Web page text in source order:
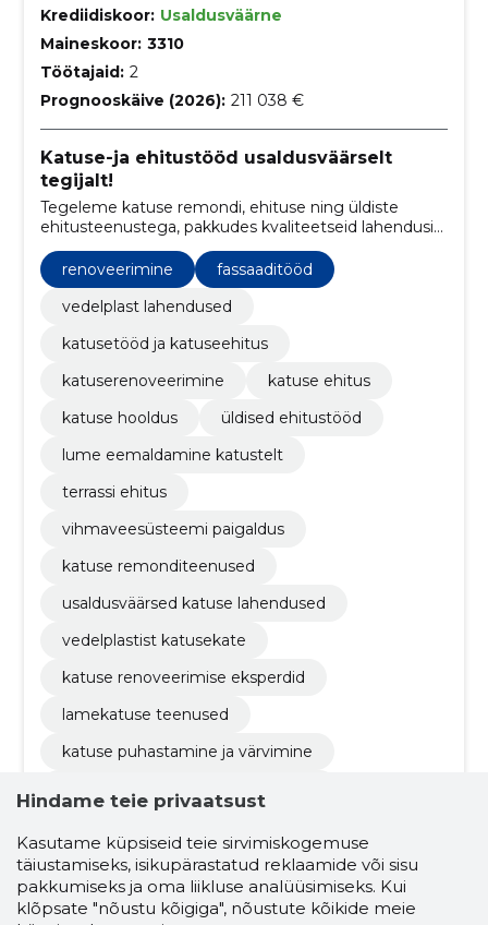
Krediidiskoor: Usaldusväärne
Maineskoor: 3310
Töötajaid: 2
Prognooskäive (2026): 211 038 €
Katuse-ja ehitustööd usaldusväärselt
tegijalt!
Tegeleme katuse remondi, ehituse ning üldiste
ehitusteenustega, pakkudes kvaliteetseid lahendusi
ja turvalisust koduomanikele.
renoveerimine
fassaaditööd
vedelplast lahendused
katusetööd ja katuseehitus
katuserenoveerimine
katuse ehitus
katuse hooldus
üldised ehitustööd
lume eemaldamine katustelt
terrassi ehitus
vihmaveesüsteemi paigaldus
katuse remonditeenused
usaldusväärsed katuse lahendused
vedelplastist katusekate
katuse renoveerimise eksperdid
lamekatuse teenused
katuse puhastamine ja värvimine
tormikahjustuste katuseparandus
katuse- ja katusekattematerjalid
katuse renoveerimine
kattematerjalid
Hindame teie privaatsust
Kasutame küpsiseid teie sirvimiskogemuse
täiustamiseks, isikupärastatud reklaamide või sisu
pakkumiseks ja oma liikluse analüüsimiseks. Kui
klõpsate "nõustu kõigiga", nõustute kõikide meie